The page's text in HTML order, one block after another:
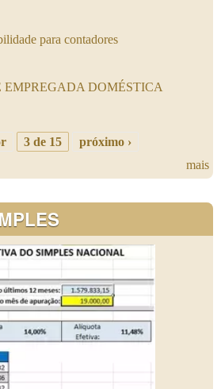
para contadores
DOMÉSTICA
3 de 15
próximo ›
mais